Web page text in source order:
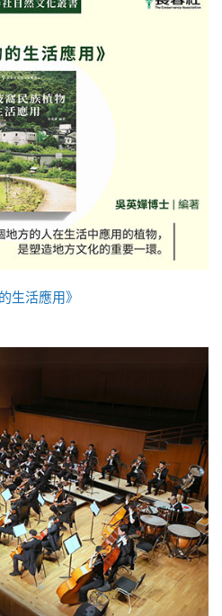
生活應用》